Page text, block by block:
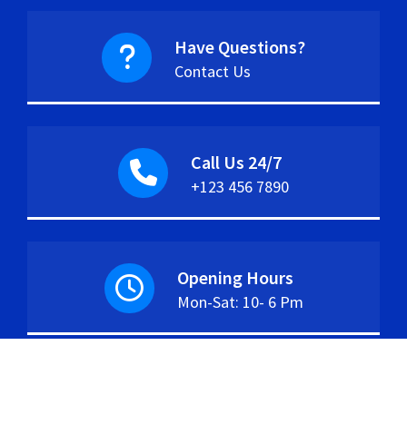
Have Questions?
Contact Us
Call Us 24/7
+123 456 7890
Opening Hours
Mon-Sat: 10- 6 Pm